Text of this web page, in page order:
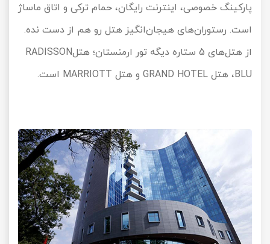
پارکینگ خصوصی، اینترنت رایگان، حمام ترکی و اتاق ماساژ
است. رستوران‌های هیجان‌انگیز هتل رو هم از دست نده.
از هتل‌های 5 ستاره دیگه تور ارمنستان؛ هتل
RADISSON
BLU، هتل GRAND HOTEL و هتل MARRIOTT است.